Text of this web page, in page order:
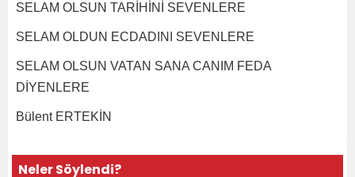
SELAM OLSUN TARİHİNİ SEVENLERE
SELAM OLDUN ECDADINI SEVENLERE
SELAM OLSUN VATAN SANA CANIM FEDA
DİYENLERE
Bülent ERTEKİN
Neler Söylendi?